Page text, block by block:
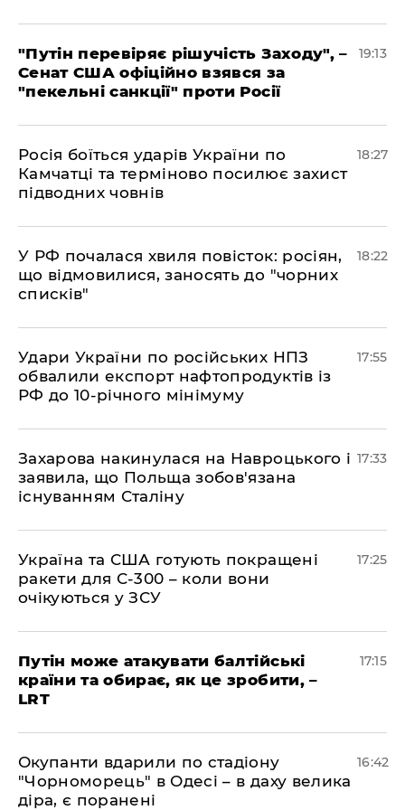
​"Путін перевіряє рішучість Заходу", –
Сенат США офіційно взявся за
"пекельні санкції" проти Росії
19:13
​Росія боїться ударів України по
Камчатці та терміново посилює захист
підводних човнів
18:27
​У РФ почалася хвиля повісток: росіян,
що відмовилися, заносять до "чорних
списків"
18:22
​Удари України по російських НПЗ
обвалили експорт нафтопродуктів із
РФ до 10-річного мінімуму
17:55
​Захарова накинулася на Навроцького і
заявила, що Польща зобов'язана
існуванням Сталіну
17:33
​Україна та США готують покращені
ракети для С-300 – коли вони
очікуються у ЗСУ
17:25
​Путін може атакувати балтійські
країни та обирає, як це зробити, –
LRT
17:15
​Окупанти вдарили по стадіону
"Чорноморець" в Одесі – в даху велика
діра, є поранені
16:42